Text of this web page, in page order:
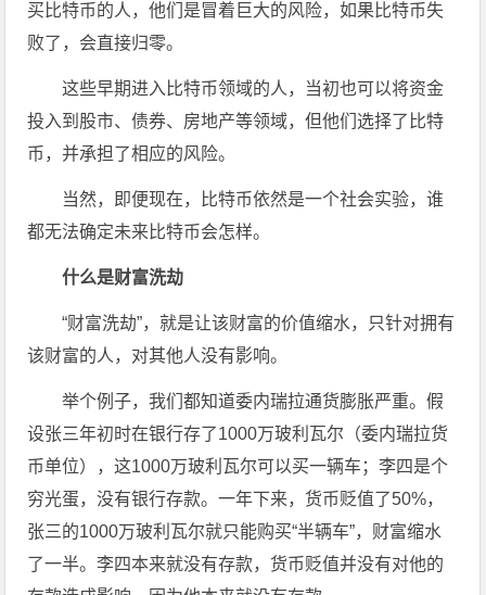
买比特币的人，他们是冒着巨大的风险，如果比特币失
败了，会直接归零。
这些早期进入比特币领域的人，当初也可以将资金
投入到股市、债券、房地产等领域，但他们选择了比特
币，并承担了相应的风险。
当然，即便现在，比特币依然是一个社会实验，谁
都无法确定未来比特币会怎样。
什么是财富洗劫
“财富洗劫”，就是让该财富的价值缩水，只针对拥有
该财富的人，对其他人没有影响。
举个例子，我们都知道委内瑞拉通货膨胀严重。假
设张三年初时在银行存了1000万玻利瓦尔（委内瑞拉货
币单位），这1000万玻利瓦尔可以买一辆车；李四是个
穷光蛋，没有银行存款。一年下来，货币贬值了50%，
张三的1000万玻利瓦尔就只能购买“半辆车”，财富缩水
了一半。李四本来就没有存款，货币贬值并没有对他的